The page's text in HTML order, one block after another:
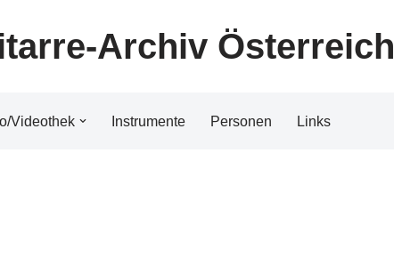
Archiv Österreich
Videothek Instrumente Personen Links